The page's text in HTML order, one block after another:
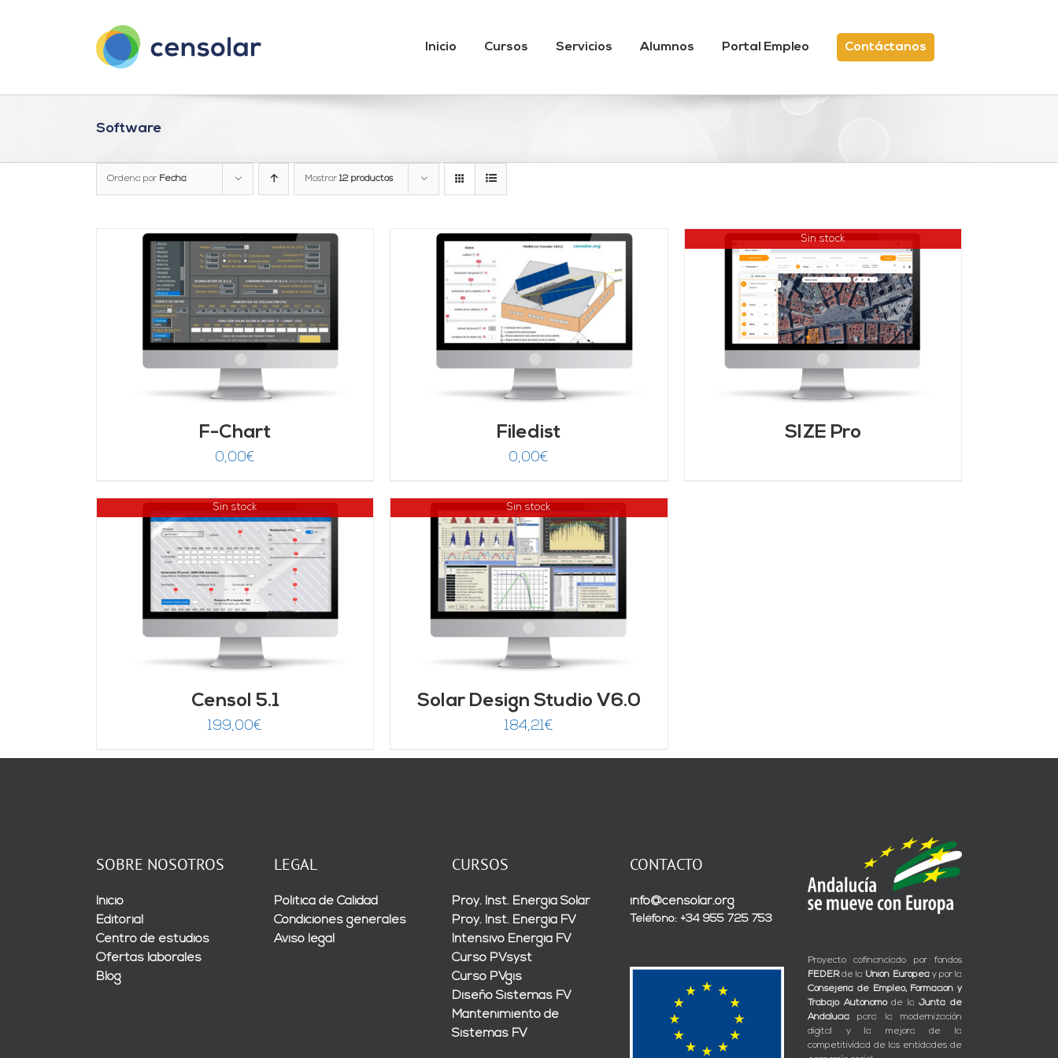
Inicio Cursos Servicios Alumnos Portal Empleo Contáctanos
Software
Ordena por Fecha Mostrar12 productos
F-Chart
0,00€
AÑADIR AL CARRITO / DETALLES
Filedist
0,00€
Sin stock
DETALLES
SIZE Pro
Sin stock
Censol 5.1
199,00€
Sin stock
DETALLES
Solar Design Studio V6.0
184,21€
SOBRE NOSOTROS
Inicio
Editorial
Centro de estudios
Ofertas laborales
Blog
LEGAL
Política de Calidad
Condiciones generales
Aviso legal
CURSOS
Proy. Inst. Energía Solar
Proy. Inst. Energía FV
Intensivo Energía FV
Curso PVsyst
Curso PVgis
Diseño Sistemas FV
Mantenimiento de
Sistemas FV
CONTACTO
info@censolar.org
Teléfono: +34 955 725 753
Proyecto cofinanciado por fondos
FEDERde la Unión Europeay por la
Consejería de Empleo, Formación y
Trabajo Autónomode laJunta de
Andalucía para la modernización
digital y la mejora de la
competitividad de las entidades de